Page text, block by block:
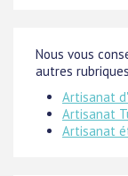
Nous vous
autres
Artisanat
Artisanat
Artisanat